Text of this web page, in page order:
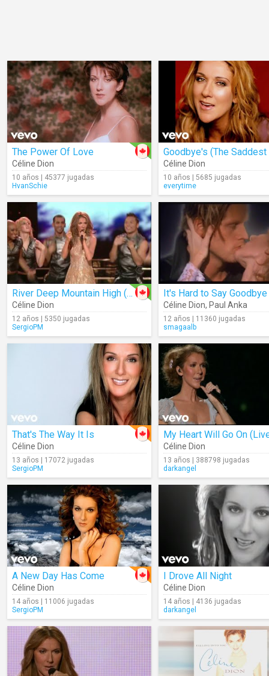
The Power Of Love
Céline Dion
10 años | 45377 jugadas
HvanSchie
Céline Dion
10 años | 5685 jugadas
everytime
River Deep Mountain High (Live)
Céline Dion
12 años | 5350 jugadas
SergioPM
It's Hard to Say Goodbye
Céline Dion, Paul Anka
12 años | 11360 jugadas
smagaalb
That's The Way It Is
Céline Dion
13 años | 17072 jugadas
SergioPM
My Heart Will Go On
Céline Dion
13 años | 388798 jugadas
darkangel
A New Day Has Come
Céline Dion
14 años | 11006 jugadas
SergioPM
I Drove All Night
Céline Dion
14 años | 4136 jugadas
darkangel